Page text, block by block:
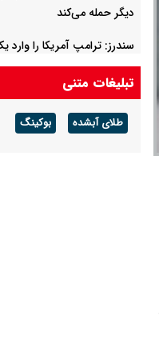
دیگر حمله می‌کند
سندرز: ترامپ آمریکا را
+ ویدئو
تبلیغات متنی
طلای آبشده بوکینگ